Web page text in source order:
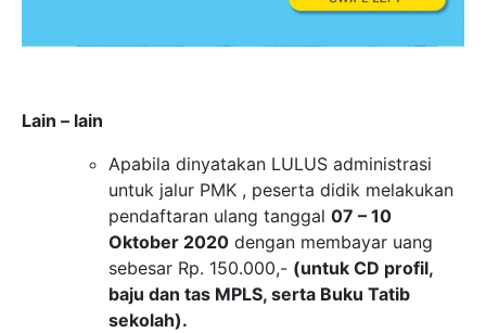
Lain – lain
Apabila dinyatakan LULUS administrasi
untuk jalur PMK , peserta didik melakukan
pendaftaran ulang tanggal 07 – 10
Oktober 2020 dengan membayar uang
sebesar Rp. 150.000,- (untuk CD profil,
baju dan tas MPLS, serta Buku Tatib
sekolah).